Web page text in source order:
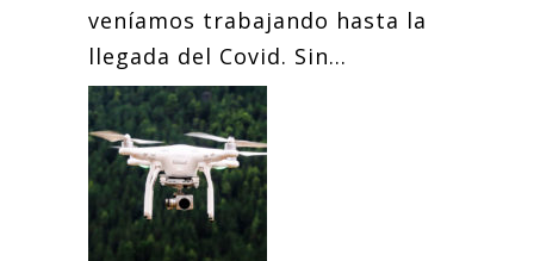
veníamos trabajando hasta la
llegada del Covid. Sin...